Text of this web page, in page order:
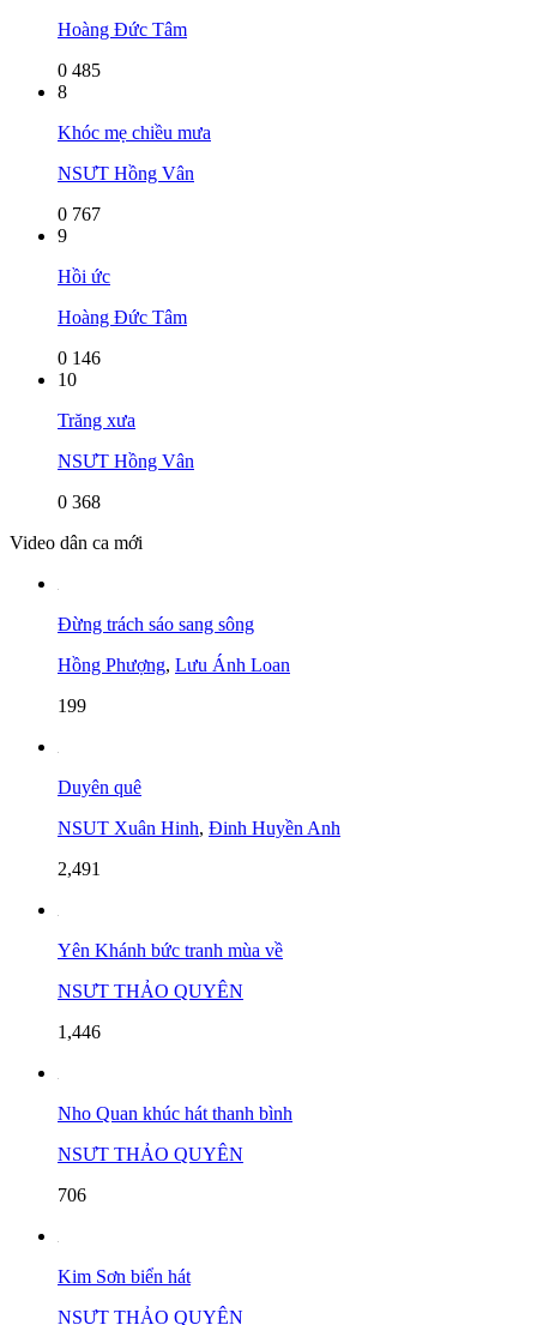
Hoàng Đức Tâm
0 485
8
Khóc mẹ chiều mưa
NSƯT Hồng Vân
0 767
9
Hồi ức
Hoàng Đức Tâm
0 146
10
Trăng xưa
NSƯT Hồng Vân
0 368
Video dân ca mới
Đừng trách sáo sang sông
Hồng Phượng, Lưu Ánh Loan
199
Duyên quê
NSUT Xuân Hinh, Đinh Huyền Anh
2,491
Yên Khánh bức tranh mùa về
NSƯT THẢO QUYÊN
1,446
Nho Quan khúc hát thanh bình
NSƯT THẢO QUYÊN
706
Kim Sơn biển hát
NSƯT THẢO QUYÊN